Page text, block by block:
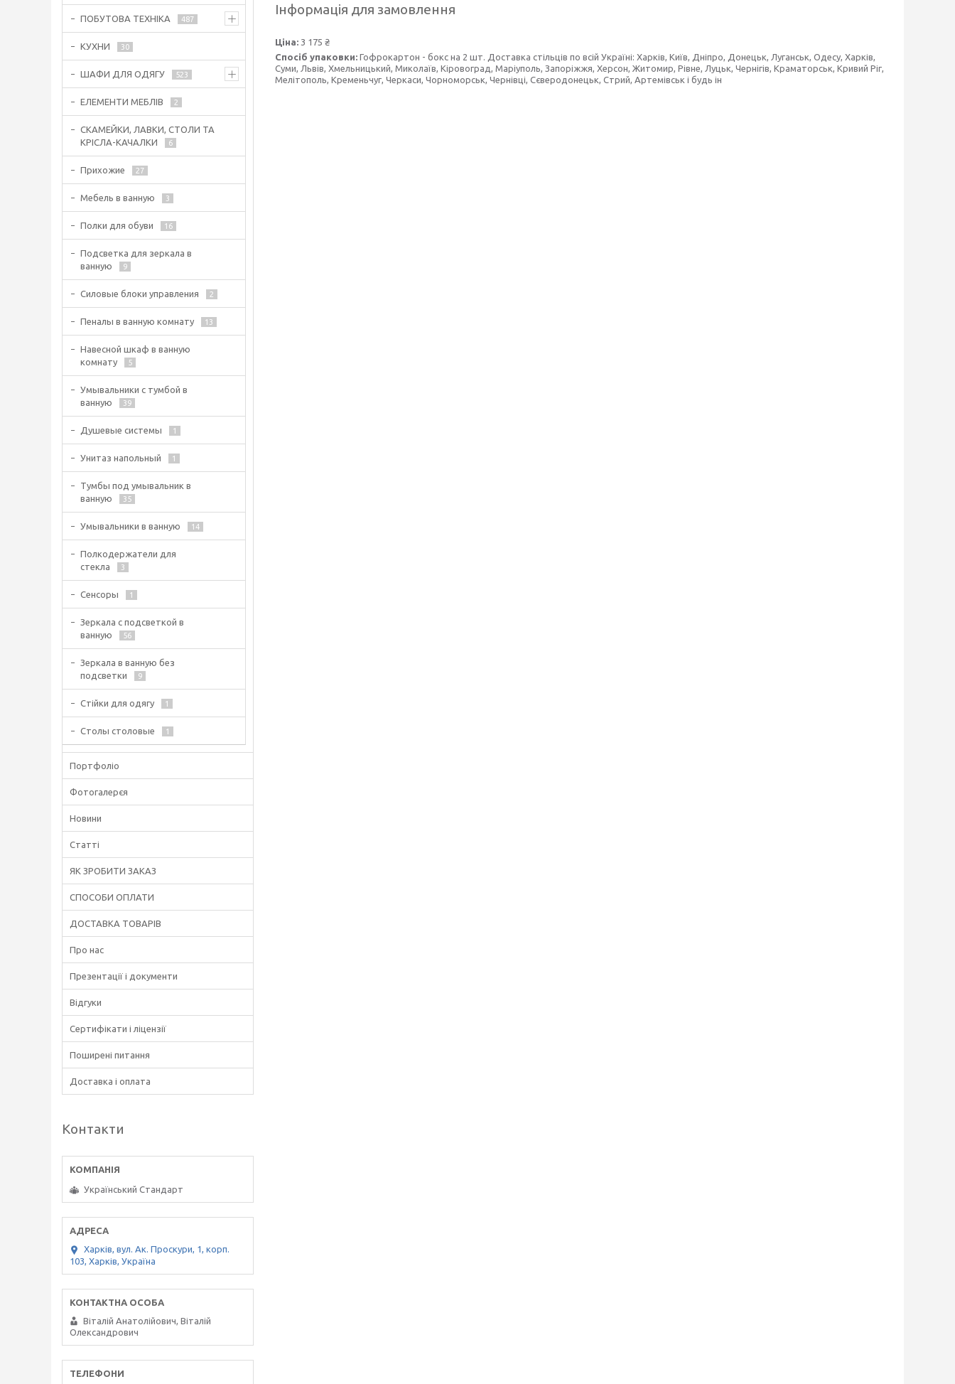
Інформація для замовлення
Ціна: 3 175 ₴
Спосіб упаковки: Гофрокартон - бокс на 2 шт. Доставка стільців по всій Україні: Харків, Київ, Дніпро, Донецьк, Луганськ, Одесу, Харків,
Суми, Львів, Хмельницький, Миколаїв, Кіровоград, Маріуполь, Запоріжжя, Херсон, Житомир, Рівне, Луцьк, Чернігів, Краматорськ, Кривий Ріг,
Мелітополь, Кременьчуг, Черкаси, Чорноморськ, Чернівці, Сєверодонецьк, Стрий, Артемівськ і будь ін
ПОБУТОВА ТЕХНІКА 487
КУХНИ 30
ШАФИ ДЛЯ ОДЯГУ 523
ЕЛЕМЕНТИ МЕБЛІВ 2
СКАМЕЙКИ, ЛАВКИ, СТОЛИ ТА
КРІСЛА-КАЧАЛКИ
6
Прихожие 27
Мебель в ванную 3
Полки для обуви 16
Подсветка для зеркала в
ванную
9
Силовые блоки управления 2
Пеналы в ванную комнату 13
Навесной шкаф в ванную
комнату
5
Умывальники с тумбой в
ванную
39
Душевые системы 1
Унитаз напольный 1
Тумбы под умывальник в
ванную
35
Умывальники в ванную 14
Полкодержатели для
стекла
3
Сенсоры 1
Зеркала с подсветкой в
ванную
56
Зеркала в ванную без
подсветки
9
Стійки для одягу 1
Столы столовые 1
Портфоліо
Фотогалерєя
Новини
Статті
ЯК ЗРОБИТИ ЗАКАЗ
СПОСОБИ ОПЛАТИ
ДОСТАВКА ТОВАРІВ
Про нас
Презентації і документи
Відгуки
Сертифікати і ліцензії
Поширені питання
Доставка і оплата
Контакти
Український Стандарт
Харків, вул. Ак. Проскури, 1, корп.
103, Харків, Україна
Віталій Анатолійович, Віталій
Олександрович